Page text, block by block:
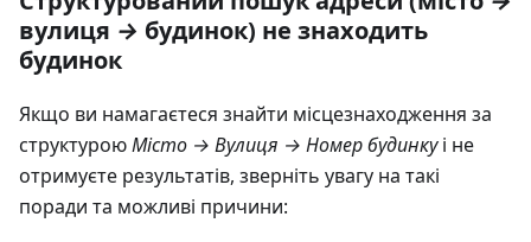
вулиця → будинок) не знаходить
будинок
Якщо ви намагаєтеся знайти місцезнаходження за
структуроюМісто → Вулиця → Номер будинкуі не
отримуєте результатів, зверніть увагу на такі
поради та можливі причини: